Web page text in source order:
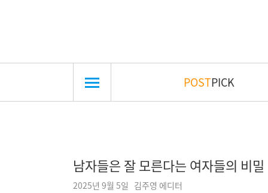
POSTPICK
남자들은 잘 모른다는 여자들의 비밀
2025년 9월 5일 김주영 에디터